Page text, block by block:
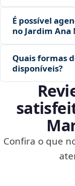
É possível
no Jardim Ana
Quais formas
disponíveis?
Confira o que